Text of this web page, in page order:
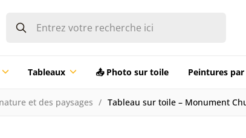
Tableaux 📤 Photo sur toile Peintures
et des paysages Tableau sur toile – Monument